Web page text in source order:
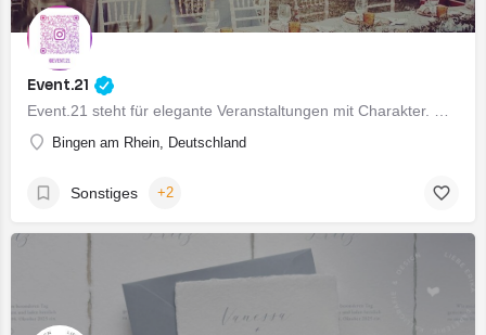
Event.21
Bingen am Rhein, Deutschland
Sonstiges +2